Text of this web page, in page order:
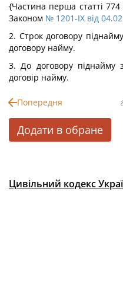
{Частина перша статті 774
Законом № 1201-IX від
2. Строк договору
договору найму.
3. До договору піднайму
договір найму.
Попередня
Додати в обране
Цивільний кодекс